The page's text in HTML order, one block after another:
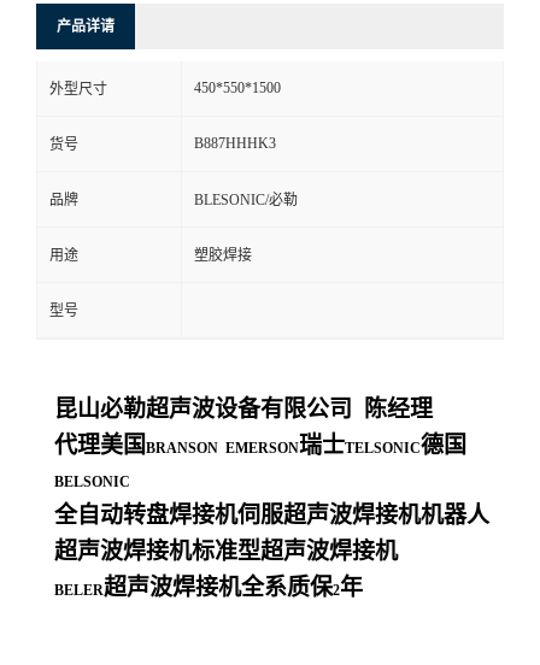
产品详请
外型尺寸 450*550*1500
货号 B887HHHK3
品牌 BLESONIC/必勒
用途 塑胶焊接
型号
昆山必勒超声波设备有限公司
陈经理
代理美国 BRANSON EMERSON瑞士TELSONIC德国
BELSONIC
全自动转盘焊接机伺服超声波焊接机机器人
超声波焊接机标准型超声波焊接机
BELER超声波焊接机全系质保2年